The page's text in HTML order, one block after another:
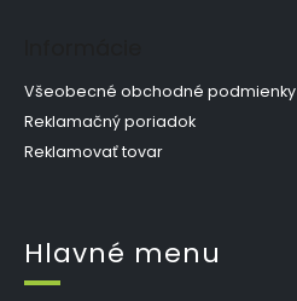
Všeobecné obchodné podmienky
Reklamačný poriadok
Reklamovať tovar
Hlavné menu